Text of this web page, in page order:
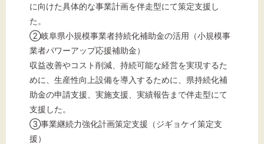
に向けた具体的な事業計画を伴走型にて策定支援し
た。
②岐阜県小規模事業者持続化補助金の活用（小規模事
業者パワーアップ応援補助金）
収益改善やコスト削減、持続可能な経営を実現するた
めに、生産性向上設備を導入するために、県持続化補
助金の申請支援、実施支援、実績報告まで伴走型にて
支援した。
③事業継続力強化計画策定支援（ジギョケイ策定支
援）